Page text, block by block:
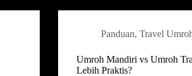
Panduan,Travel
Umroh Mandiri vs Umroh
Lebih Praktis?